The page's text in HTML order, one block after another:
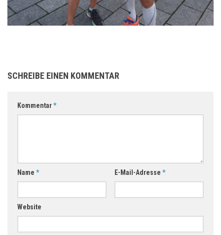
SCHREIBE EINEN KOMMENTAR
Kommentar*
Name * E-Mail-Adresse *
Website